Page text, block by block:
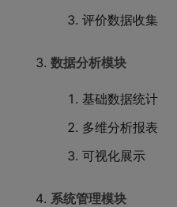
评价数据收集
数据分析模块
基础数据统计
多维分析报表
可视化展示
系统管理模块